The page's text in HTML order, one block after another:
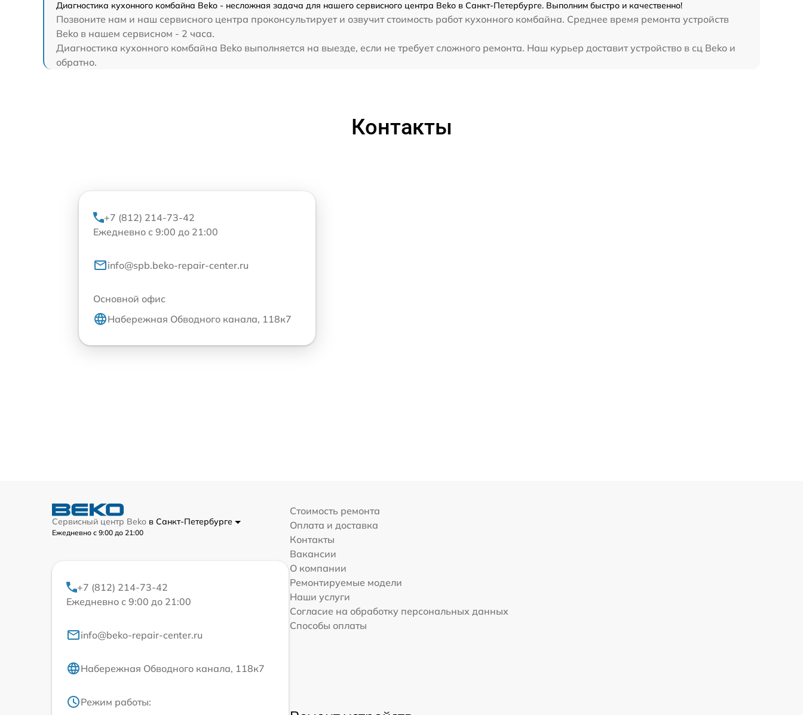
Диагностика кухонного комбайна Beko - несложная задача для нашего сервисного центра Beko в Санкт-Петербурге. Выполним быстро и качественно!
Позвоните нам и наш сервисного центра проконсультирует и озвучит стоимость работ кухонного комбайна. Среднее время ремонта устройств
Beko в нашем сервисном - 2 часа.
Диагностика кухонного комбайна Beko выполняется на выезде, если не требует сложного ремонта. Наш курьер доставит устройство в сц Beko и
обратно.
Контакты
+7 (812) 214-73-42
Ежедневно с 9:00 до 21:00
info@spb.beko-repair-center.ru
Основной офис
Набережная Обводного канала, 118к7
Сервисный центр Beko в Санкт-Петербурге
Ежедневно с 9:00 до 21:00
+7 (812) 214-73-42
Ежедневно с 9:00 до 21:00
info@beko-repair-center.ru
Набережная Обводного канала, 118к7
Режим работы:
Стоимость ремонта
Оплата и доставка
Контакты
Вакансии
О компании
Ремонтируемые модели
Наши услуги
Согласие на обработку персональных данных
Способы оплаты